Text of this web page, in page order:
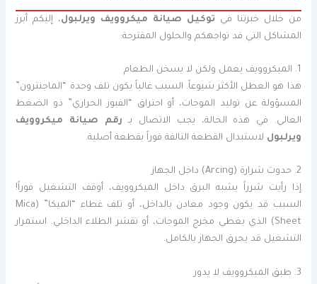
من خلال خبرتنا في توكيل صيانة ميكروويف ويرلبول، إليكم أبرز
المشاكل التي قد تواجهكم والحلول المقترحة:
1. الميكروويف يعمل ولكن لا يسخن الطعام
هذا هو العطل الأكثر شيوعاً. السبب غالباً يكون تلف وحدة “الماجنترون”
المسؤولة عن توليد الموجات، أو احتراق “الفيوز الحراري” ذو الضغط
العالي. في هذه الحالة، يجب الاتصال بـ رقم صيانة ميكروويف
ويرلبول لاستبدال القطعة التالفة فوراً بقطعة أصلية.
2. حدوث شرارة (Arcing) داخل الجهاز
إذا رأيت شرراً يشبه البرق داخل الميكروويف، أوقف التشغيل فوراً!
السبب قد يكون وجود معادن بالداخل، أو تلف غطاء “الميكا” (Mica
Sheet) الذي يغطي مخرج الموجات، أو تقشر الطلاء الداخلي. استمرار
التشغيل قد يحرق الجهاز بالكامل.
3. طبق الميكروويف لا يدور